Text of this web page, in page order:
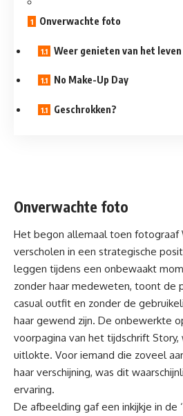
Onverwachte foto
Weer genieten van het leven
No Make-Up Day
Geschrokken?
Onverwachte foto
Het begon allemaal toen fotograaf
verscholen in een strategische
leggen tijdens een onbewaakt
zonder haar medeweten, toont de
casual outfit en zonder de
haar gewend zijn. De onbewerkte
voorpagina van het tijdschrift
uitlokte. Voor iemand die zoveel
haar verschijning, was dit
ervaring.
De afbeelding gaf een inkijkje in de